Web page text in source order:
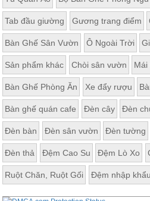
Tab đầu giường Gương trang điểm
Bàn Ghế Sân Vườn Ô Ngoài Trời
Sản phẩm khác Chòi sân vườn Mái
Bàn Ghế Phòng Ăn Xe đẩy rượu
Bàn ghế quán cafe Đèn cây Đèn
Đèn bàn Đèn sân vườn Đèn tường
Đèn thả Đệm Cao Su Đệm Lò Xo
Ruột Chăn, Ruột Gối Đệm nhập khẩu